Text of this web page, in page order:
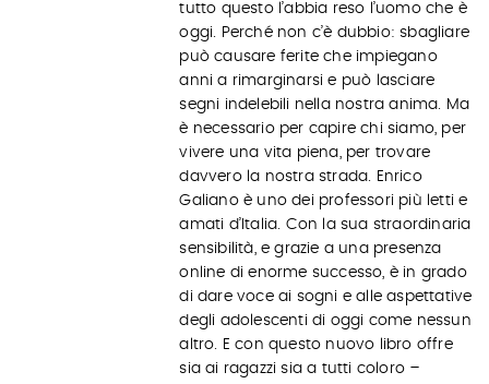
tutto questo l’abbia reso l’uomo che è
oggi. Perché non c’è dubbio: sbagliare
può causare ferite che impiegano
anni a rimarginarsi e può lasciare
segni indelebili nella nostra anima. Ma
è necessario per capire chi siamo, per
vivere una vita piena, per trovare
davvero la nostra strada. Enrico
Galiano è uno dei professori più letti e
amati d’Italia. Con la sua straordinaria
sensibilità, e grazie a una presenza
online di enorme successo, è in grado
di dare voce ai sogni e alle aspettative
degli adolescenti di oggi come nessun
altro. E con questo nuovo libro offre
sia ai ragazzi sia a tutti coloro –